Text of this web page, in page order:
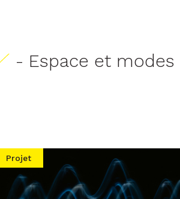
- Espace et modes
Projet